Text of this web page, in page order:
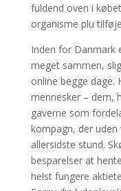
fuldend oven i
organisme plu
Inden for Danmark
meget sammen,
online begge dage.
mennesker – dem,
gaverne som
kompagn, der
allersidste stund.
besparelser at
helst fungere